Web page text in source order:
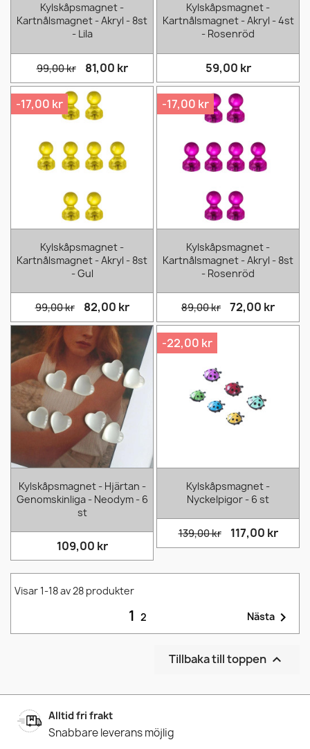
Kylskåpsmagnet -
Kartnålsmagnet - Akryl - 8st
- Lila
99,00 kr 81,00 kr
Kylskåpsmagnet -
Kartnålsmagnet - Akryl - 4st
- Rosenröd
59,00 kr
Kylskåpsmagnet -
Kartnålsmagnet - Akryl - 8st
- Gul
99,00 kr 82,00 kr
-17,00 kr
Kylskåpsmagnet -
Kartnålsmagnet - Akryl - 8st
- Rosenröd
89,00 kr 72,00 kr
-17,00 kr
Kylskåpsmagnet - Hjärtan -
Genomskinliga - Neodym - 6
st
109,00 kr
Kylskåpsmagnet -
Nyckelpigor - 6 st
139,00 kr 117,00 kr
-22,00 kr
Visar 1-18 av 28 produkter
1 2 Nästa 
Tillbaka till toppen 
Alltid fri frakt
Snabbare leverans möjlig